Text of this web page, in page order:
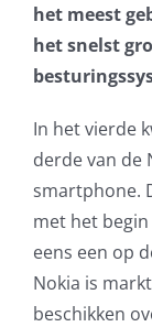
Microsoft NCE
Office365
Microsoft
het meest
het snelst
In het vierde
derde van de
smartphone.
met het
eens een op
Nokia is
beschikken